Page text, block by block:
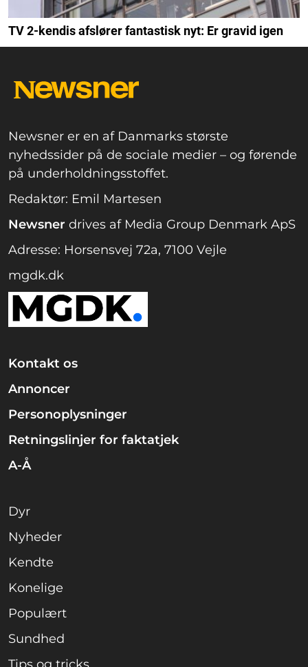
TV 2-kendis afslører fantastisk nyt: Er gravid igen
Newsner er en af Danmarks største
nyhedssider på de sociale medier – og førende
på underholdningsstoffet.
Redaktør: Emil Martesen
Newsner drives af Media Group Denmark ApS
Adresse: Horsensvej 72a, 7100 Vejle
mgdk.dk
Kontakt os
Annoncer
Personoplysninger
Retningslinjer for faktatjek
A-Å
Dyr
Nyheder
Kendte
Konelige
Populært
Sundhed